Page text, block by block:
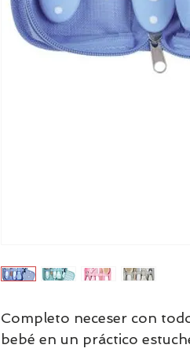
Completo neceser con
bebé en un práctico